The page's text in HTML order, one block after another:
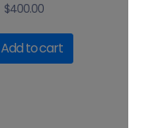
$400.00
Add to cart